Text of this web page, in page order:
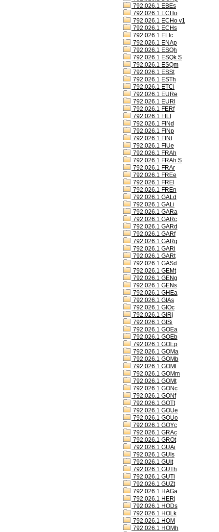
792.026.1 EBEs
792.026.1 ECHo
792.026.1 ECHo v1
792.026.1 ECHs
792.026.1 ELIc
792.026.1 ENAp
792.026.1 ESQh
792.026.1 ESQk S
792.026.1 ESQm
792.026.1 ESSt
792.026.1 ESTh
792.026.1 ETCi
792.026.1 EURe
792.026.1 EURl
792.026.1 FERf
792.026.1 FILf
792.026.1 FINd
792.026.1 FINp
792.026.1 FINt
792.026.1 FIUe
792.026.1 FRAh
792.026.1 FRAh S
792.026.1 FRAr
792.026.1 FREe
792.026.1 FREl
792.026.1 FREn
792.026.1 GALd
792.026.1 GALi
792.026.1 GARa
792.026.1 GARc
792.026.1 GARd
792.026.1 GARf
792.026.1 GARg
792.026.1 GARi
792.026.1 GARt
792.026.1 GASd
792.026.1 GEMt
792.026.1 GENg
792.026.1 GENs
792.026.1 GHEa
792.026.1 GIAs
792.026.1 GIOc
792.026.1 GIRj
792.026.1 GISi
792.026.1 GOEa
792.026.1 GOEb
792.026.1 GOEp
792.026.1 GOMa
792.026.1 GOMb
792.026.1 GOMl
792.026.1 GOMm
792.026.1 GOMt
792.026.1 GONc
792.026.1 GONf
792.026.1 GOTt
792.026.1 GOUe
792.026.1 GOUo
792.026.1 GOYc
792.026.1 GRAc
792.026.1 GROt
792.026.1 GUAi
792.026.1 GUIs
792.026.1 GUIt
792.026.1 GUTh
792.026.1 GUTi
792.026.1 GUZt
792.026.1 HAGa
792.026.1 HERj
792.026.1 HODs
792.026.1 HOLk
792.026.1 HOM
792.026.1 HOMh